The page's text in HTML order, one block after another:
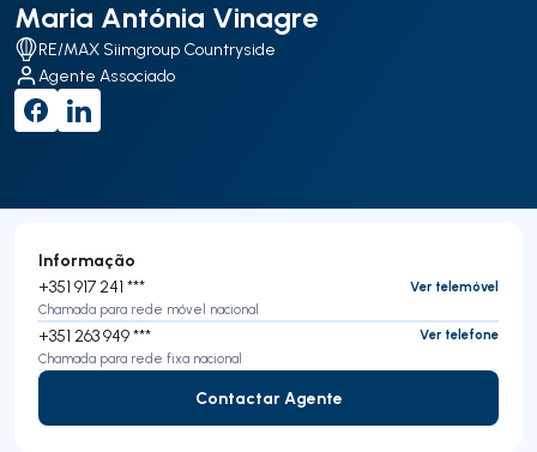
Maria Antónia Vinagre
RE/MAX Siimgroup Countryside
Agente Associado
Informação
+351 917 241 ***
Ver telemóvel
Chamada para rede móvel nacional
+351 263 949 ***
Ver telefone
Chamada para rede fixa nacional
Contactar Agente
Contactar Agente